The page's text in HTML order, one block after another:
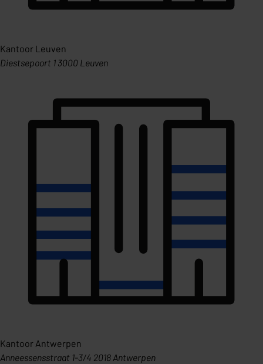
Kantoor Leuven
Diestsepoort 1 3000 Leuven
Kantoor Antwerpen
Anneessensstraat 1-3/4 2018 Antwerpen